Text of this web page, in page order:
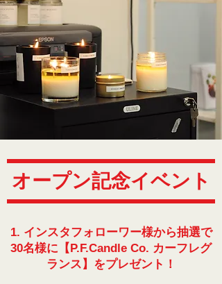
オープン記念イベント
1. インスタフォローワー様から抽選で
30名様に【P.F.Candle Co. カーフレグ
ランス】をプレゼント！